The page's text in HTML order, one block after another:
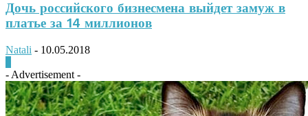
Дочь российского бизнесмена выйдет замуж в
платье за 14 миллионов
Natali - 10.05.2018
- Advertisement -